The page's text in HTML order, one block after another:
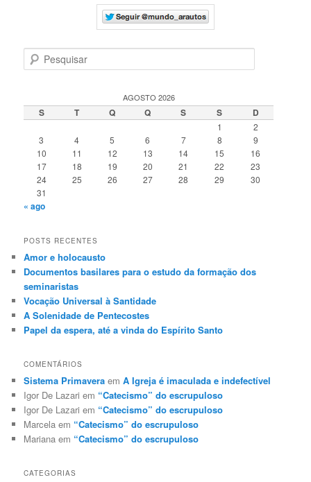
e
u
i
AGOSTO 2026
S T Q Q S S D
1
2
3
4 5 6 7 8
9
10
11 12 13 14 15
16
17
18 19 20 21 22
23
24
25 26 27 28 29
30
31
« ago
POSTS RECENTES
Amor e holocausto
Documentos basilares para o estudo da formação dos
seminaristas
Vocação Universal à Santidade
A Solenidade de Pentecostes
Papel da espera, até a vinda do Espírito Santo
COMENTÁRIOS
Sistema Primavera emA Igreja é imaculada e indefectível
Igor De Lazari em “Catecismo” do escrupuloso
Igor De Lazari em “Catecismo” do escrupuloso
Marcela em “Catecismo” do escrupuloso
Mariana em “Catecismo” do escrupuloso
CATEGORIAS